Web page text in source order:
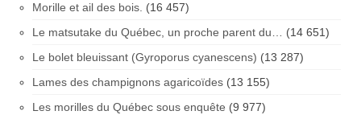
Morille et ail des bois. (16 457)
Le matsutake du Québec, un proche parent du… (14 651)
Le bolet bleuissant (Gyroporus cyanescens) (13 287)
Lames des champignons agaricoïdes (13 155)
Les morilles du Québec sous enquête (9 977)